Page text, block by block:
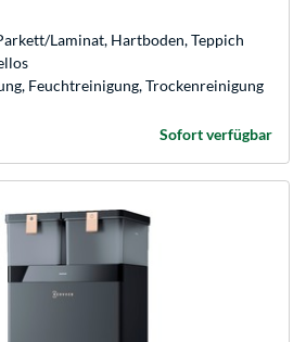
Laminat, Hartboden, Teppich
Feuchtreinigung, Trockenreinigung
Sofort verfügbar